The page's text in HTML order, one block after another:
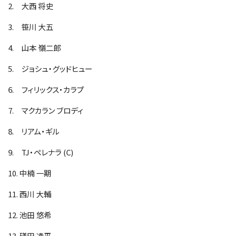
2. 大西 将史
3. 笹川 大五
4. 山本 嶺二郎
5. ジョシュ・グッドヒュー
6. フィリックス・カラプ
7. マクカラン ブロディ
8. リアム・ギル
9. TJ・ペレナラ (C)
10. 中楠 一期
11. 西川 大輔
12. 池田 悠希